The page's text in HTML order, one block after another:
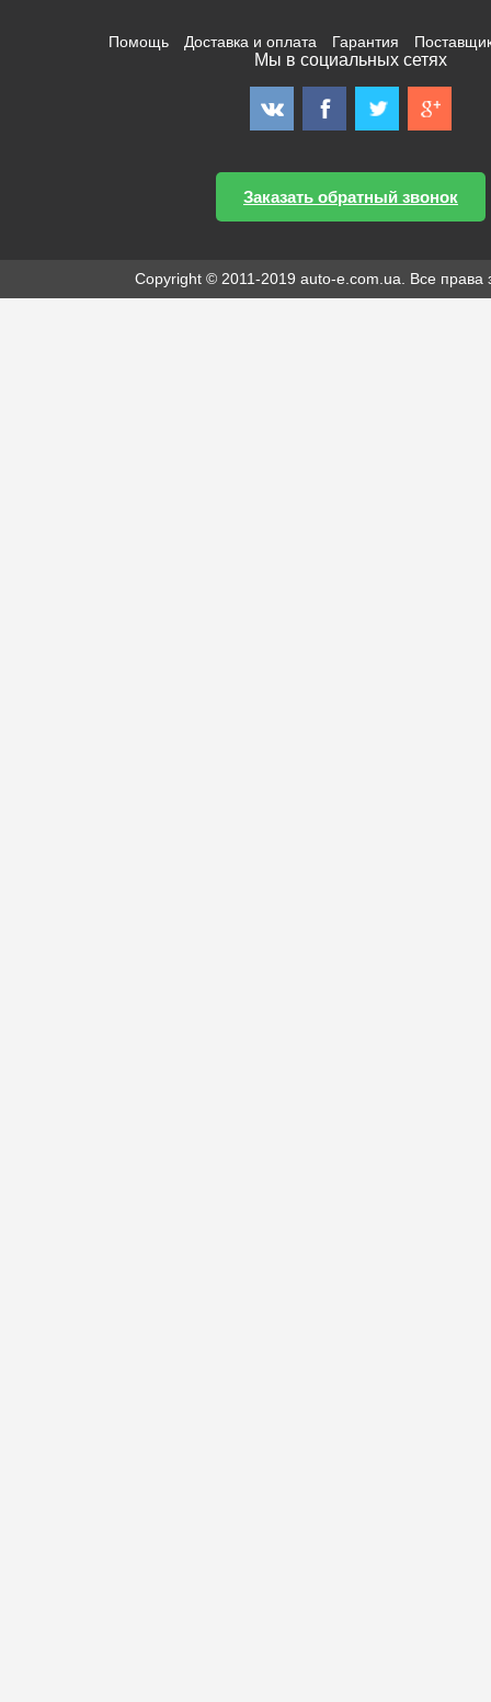
Помощь Доставка и оплата Гарантия
Мы в социальных сетях
Заказать обратный звонок
Copyright © 2011-2019 auto-e.com.ua. Все